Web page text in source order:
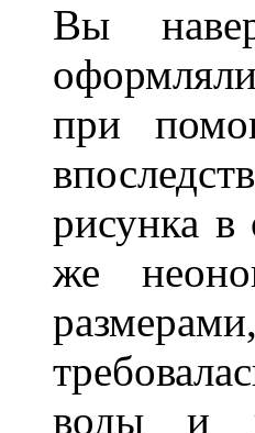
Вы
при
рисунка в
же
воды и